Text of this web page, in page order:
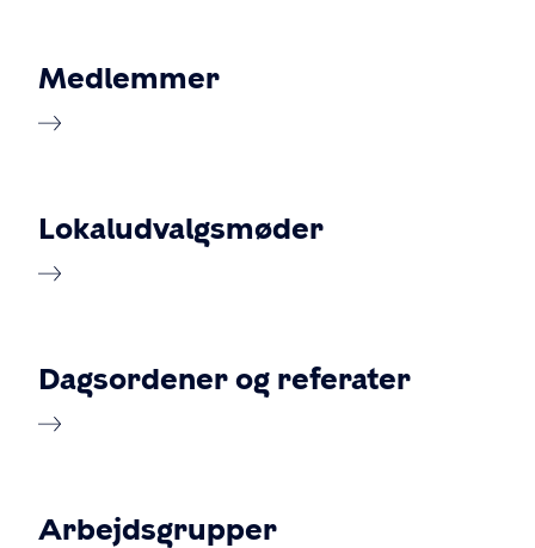
Medlemmer
Lokaludvalgsmøder
Dagsordener og referater
Arbejdsgrupper